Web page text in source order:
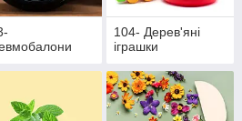
104- Дерев'яні
іграшки